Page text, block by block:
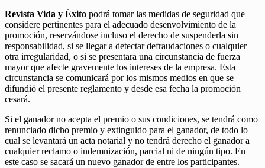
Revista Vida y Éxito podrá tomar las medidas de seguridad que
considere pertinentes para el adecuado desenvolvimiento de la
promoción, reservándose incluso el derecho de suspenderla sin
responsabilidad, si se llegar a detectar defraudaciones o cualquier
otra irregularidad, o si se presentara una circunstancia de fuerza
mayor que afecte gravemente los intereses de la empresa. Esta
circunstancia se comunicará por los mismos medios en que se
difundió el presente reglamento y desde esa fecha la promoción
cesará.
Si el ganador no acepta el premio o sus condiciones, se tendrá como
renunciado dicho premio y extinguido para el ganador, de todo lo
cual se levantará un acta notarial y no tendrá derecho el ganador a
cualquier reclamo o indemnización, parcial ni de ningún tipo. En
este caso se sacará un nuevo ganador de entre los participantes.